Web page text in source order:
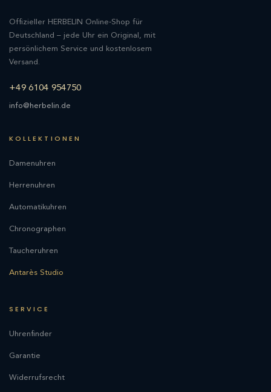
Offizieller HERBELIN Online-Shop für
Deutschland – jede Uhr ein Original, mit
persönlichem Service und kostenlosem
Versand.
+49 6104 954750
info@herbelin.de
KOLLEKTIONEN
Damenuhren
Herrenuhren
Automatikuhren
Chronographen
Taucheruhren
Antarès Studio
SERVICE
Uhrenfinder
Garantie
Widerrufsrecht